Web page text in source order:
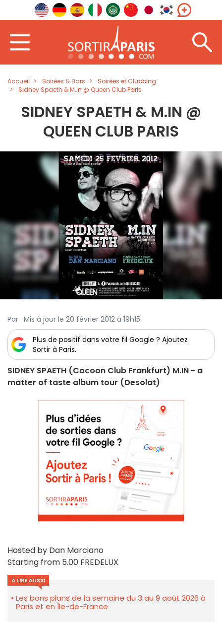
Accueil Soirées & Bars
Soirées et Clubbing
Sidney Spaeth & M.In @ Queen Club Paris
SIDNEY SPAETH & M.IN @
QUEEN CLUB PARIS
Par · Mis à jour le 20 février 2012 à 19h15
Plus de positif dans votre fil Google ? Ajoutez
Sortir à Paris.
SIDNEY SPAETH (Cocoon Club Frankfurt) M.IN - a
matter of taste album tour (Desolat)
Hosted by Dan Marciano
Starting from 5.00 FREDELUX
À LIRE AUSSI
Les bons plans de la semaine du 3 au 9 août 2026 à
Paris et en Île-de-France